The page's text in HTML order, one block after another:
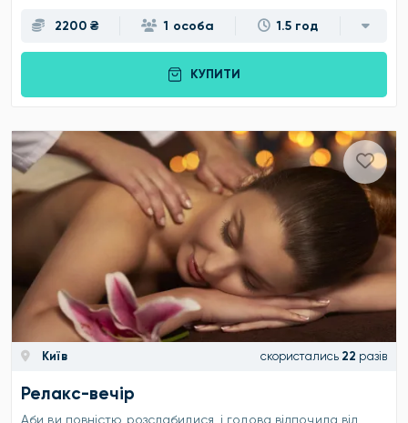
2200 ₴ 1 особа 1.5 год
КУПИТИ
Київ скористались 22 разів
Релакс-вечір
Аби ви повністю розслабилися, і голова відпочила від